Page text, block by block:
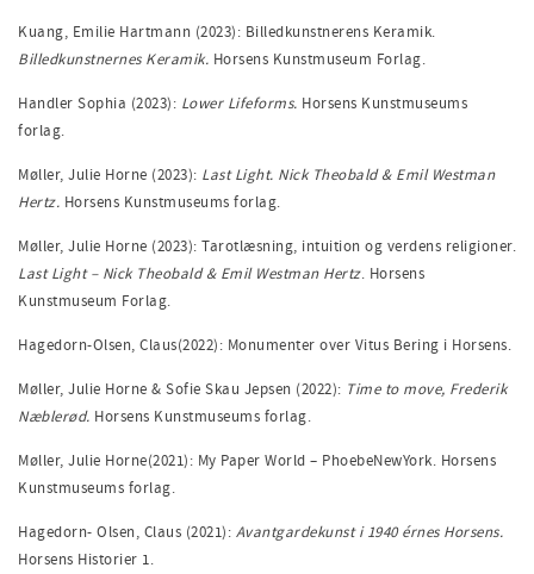
Kuang, Emilie Hartmann (2023): Billedkunstnerens Keramik.
Billedkunstnernes Keramik. Horsens Kunstmuseum Forlag.
Handler Sophia (2023): Lower Lifeforms. Horsens Kunstmuseums
forlag.
Møller, Julie Horne (2023): Last Light. Nick Theobald & Emil Westman
Hertz. Horsens Kunstmuseums forlag.
Møller, Julie Horne (2023): Tarotlæsning, intuition og verdens religioner.
Last Light – Nick Theobald & Emil Westman Hertz. Horsens
Kunstmuseum Forlag.
Hagedorn-Olsen, Claus(2022): Monumenter over Vitus Bering i Horsens.
Møller, Julie Horne & Sofie Skau Jepsen (2022): Time to move, Frederik
Næblerød. Horsens Kunstmuseums forlag.
Møller, Julie Horne(2021): My Paper World – PhoebeNewYork. Horsens
Kunstmuseums forlag.
Hagedorn- Olsen, Claus (2021): Avantgardekunst i 1940 érnes Horsens.
Horsens Historier 1.